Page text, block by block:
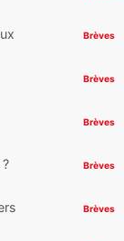
Brèves
Brèves
Brèves
Brèves
Brèves